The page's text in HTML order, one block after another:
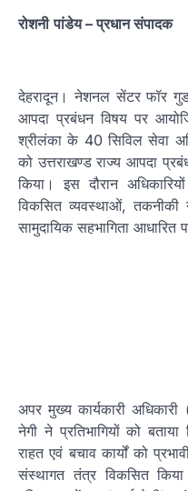
रोशनी पांडेय– प्रधान संपादक
देहरादून। नेशनल सेंटर फॉर
आपदा प्रबंधन विषय पर
श्रीलंका के 40 सिविल सेवा
को उत्तराखण्ड राज्य आपदा
किया। इस दौरान
विकसित व्यवस्थाओं, तकनीकी
सामुदायिक सहभागिता आधारित
अपर मुख्य कार्यकारी
नेगी ने प्रतिभागियों को
राहत एवं बचाव कार्यों को
संस्थागत तंत्र विकसित